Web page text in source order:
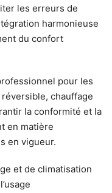
les erreurs de
harmonieuse
du confort
pour les
chauffage
la conformité et la
en matière
en vigueur.
et de climatisation